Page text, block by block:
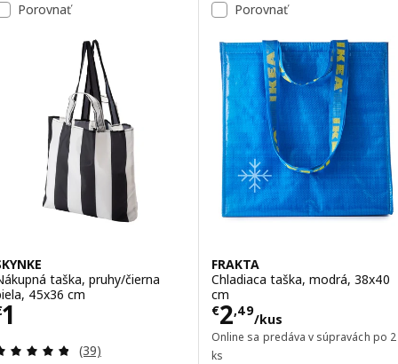
Porovnať
taška, pruhy/čierna
45x36 cm
1 € 1
Prehľad: 4.8 z 5 hviezdy. Celkové hodnotenie:
(39)
Porovnať
FRAKTA
Chladiaca taška, modrá, 38x40
cm
€2,49
/kus
Cena € 2,49/
Online sa predáva v súpravách po 2
ks